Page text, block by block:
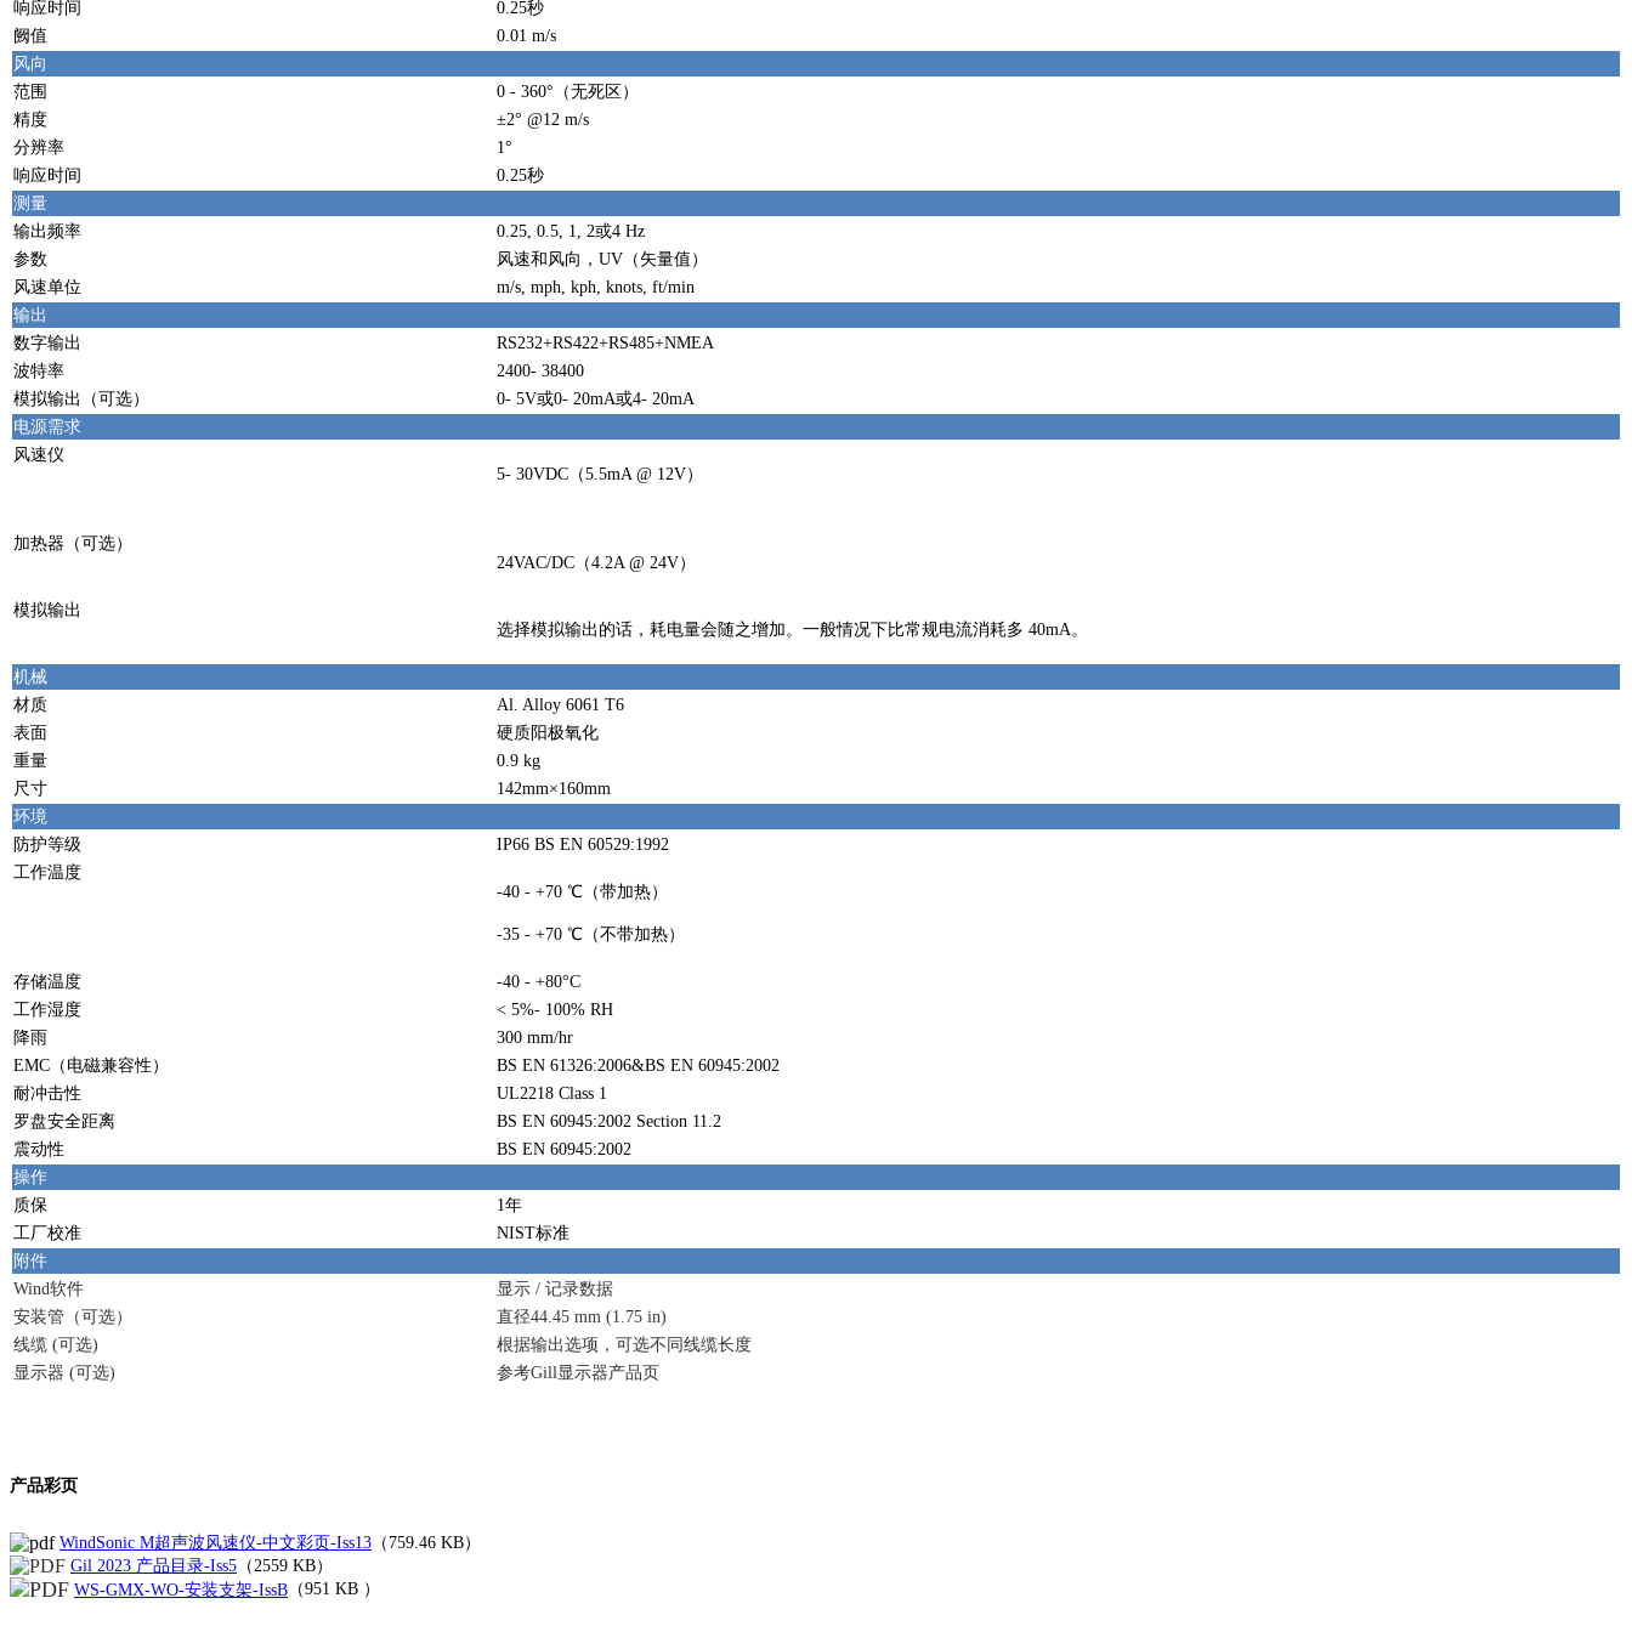
响应时间
0.25秒
阙值
0.01 m/s
风向
范围
0 - 360°（无死区）
精度
±2° @12 m/s
分辨率
1°
响应时间
0.25秒
测量
输出频率
0.25, 0.5, 1, 2或4 Hz
参数
风速和风向，UV（矢量值）
风速单位
m/s, mph, kph, knots, ft/min
输出
数字输出
RS232+RS422+RS485+NMEA
波特率
2400- 38400
模拟输出（可选）
0- 5V或0- 20mA或4- 20mA
电源需求
风速仪
5- 30VDC（5.5mA @ 12V）
加热器（可选）
24VAC/DC（4.2A @ 24V）
模拟输出
选择模拟输出的话，耗电量会随之增加。一般情况下比常规电流消耗多 40mA。
机械
材质
Al. Alloy 6061 T6
表面
硬质阳极氧化
重量
0.9 kg
尺寸
142mm×160mm
环境
防护等级
IP66 BS EN 60529:1992
工作温度
-40 - +70 ℃（带加热）
-35 - +70 ℃（不带加热）
存储温度
-40 - +80°C
工作湿度
< 5%- 100% RH
降雨
300 mm/hr
EMC（电磁兼容性）
BS EN 61326:2006&BS EN 60945:2002
耐冲击性
UL2218 Class 1
罗盘安全距离
BS EN 60945:2002 Section 11.2
震动性
BS EN 60945:2002
操作
质保
1年
工厂校准
NIST标准
附件
Wind软件
显示 / 记录数据
安装管（可选）
直径44.45 mm (1.75 in)
线缆 (可选)
根据输出选项，可选不同线缆长度
显示器 (可选)
参考Gill显示器产品页
产品彩页
WindSonic M超声波风速仪-中文彩页-Iss13 （759.46 KB）
Gil 2023 产品目录-Iss5 （2559 KB）
WS-GMX-WO-安装支架-IssB （951 KB ）